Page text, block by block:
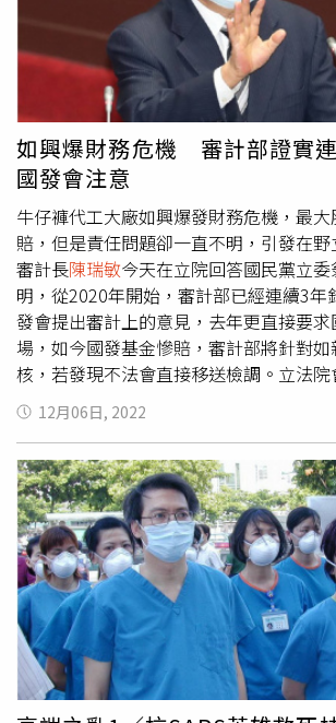
如興爆財務危機 審計部證實
國發會注意
牛仔褲代工大廠如興爆發財務危機，最
賠，但是責任問題卻一直不明，引發在
審計長陳瑞敏今天在立院回答國民黨立
明，從2020年開始，審計部已經連續3年
發會提出審計上的意見，去年更直接要
場，如今國發基金慘賠，審計部將針對
核，若發現不法會直接移送檢調。立法
審計長陳瑞敏列席報告110年度中央政府
審核經過並備諮詢。立委翁重鈞質詢時
該要深入檢討，他質疑金管會曾反對如
在總統蔡英文參訪如興在尼加拉瓜投資的
拍板了，許多投資人後來血本無歸，股
部門完全不必負任何責任？翁重鈞認為
就是，國發基金竟說要繼續保留（投資
結果再退場，但如新股票現在以下市變壁
盡管理人督導責任嗎，審計部應立即追
決策或有疏失。審計長
陳瑞敏說，國發
企業，其中約30家虧損，等於一半以上
2020年起，連續3年都針對此案，給審計
12月06日, 2022